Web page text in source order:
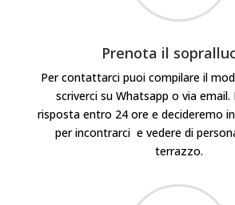
Prenota il
Per contattarci puoi compilare il
scriverci su Whatsapp o via email.
risposta entro 24 ore e decideremo
per incontrarci e vedere di
terrazzo.